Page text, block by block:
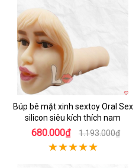
Búp bê mặt xinh sextoy Oral Sex
silicon siêu kích thích nam
680.000₫ 1.193.000₫